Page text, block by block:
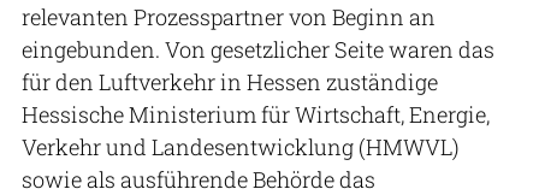
relevanten Prozesspartner von Beginn an
eingebunden. Von gesetzlicher Seite waren das
für den Luftverkehr in Hessen zuständige
Hessische Ministerium für Wirtschaft, Energie,
Verkehr und Landesentwicklung (HMWVL)
sowie als ausführende Behörde das